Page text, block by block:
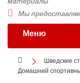
Мы
Меню
Шведские
Домашний